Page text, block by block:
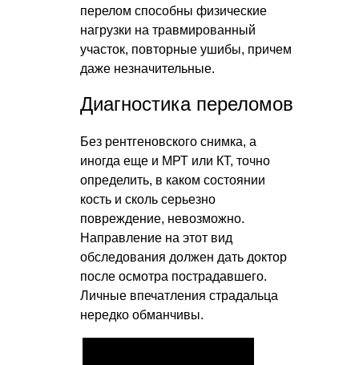
перелом способны физические
нагрузки на травмированный
участок, повторные ушибы, причем
даже незначительные.
Диагностика переломов
Без рентгеновского снимка, а
иногда еще и МРТ или КТ, точно
определить, в каком состоянии
кость и сколь серьезно
повреждение, невозможно.
Направление на этот вид
обследования должен дать доктор
после осмотра пострадавшего.
Личные впечатления страдальца
нередко обманчивы.